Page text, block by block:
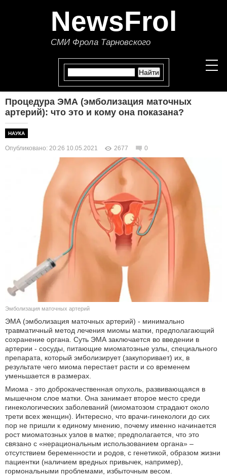
NewsFrol
СМИ Фрола Тарновского
НОВОСТИ
ПОЛИТИКА
ЭКОНОМИКА
В МИРЕ
ОБЩЕСТВО
КУЛЬТУРА
НАУКА
СПОРТ
АВТО И МОТО
ЭГОИЗМ
Процедура ЭМА (эмболизация маточных
артерий): что это и кому она показана?
НАУКА
Опубликовано: 20:26 10.05.2021 2677 0
Эмболизация маточных артерий
ЭМА (эмболизация маточных артерий) - минимально
травматичный метод лечения миомы матки, предполагающий
сохранение органа. Суть ЭМА заключается во введении в
артерии - сосуды, питающие миоматозные узлы, специального
препарата, который эмболизирует (закупоривает) их, в
результате чего миома перестает расти и со временем
уменьшается в размерах.
Миома - это доброкачественная опухоль, развивающаяся в
мышечном слое матки. Она занимает второе место среди
гинекологических заболеваний (миоматозом страдают около
трети всех женщин). Интересно, что врачи-гинекологи до сих
пор не пришли к единому мнению, почему именно начинается
рост миоматозных узлов в матке; предполагается, что это
связано с «нерациональным использованием органа» –
отсутствием беременности и родов, с генетикой, образом жизни
пациентки (наличием вредных привычек, например),
гормональными проблемами, избыточным весом.